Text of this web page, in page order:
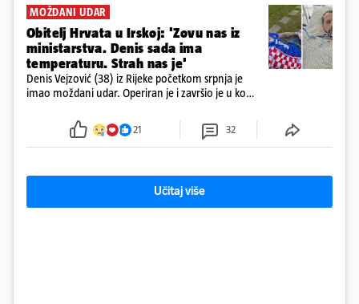
MOŽDANI UDAR
Obitelj Hrvata u Irskoj: 'Zovu nas iz
ministarstva. Denis sada ima
temperaturu. Strah nas je'
Denis Vejzović (38) iz Rijeke početkom srpnja je
imao moždani udar. Operiran je i završio je u komi.
tamošnji liječnici ne vjeruju u oporavak: 'Imamo
21 32
Učitaj više